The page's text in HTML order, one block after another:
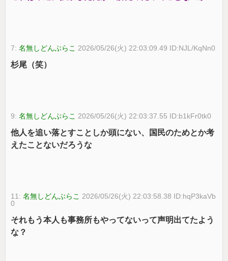
7:名無しどんぶらこ 2026/05/26(火) 22:03:09.49 ID:NJL/KqNn0
杉尾（笑）
9:名無しどんぶらこ 2026/05/26(火) 22:03:37.55 ID:b1kFr0tk0
他人を追い落とすことしか頭にない、国民のためとか考
えたことないだろうな
11:名無しどんぶらこ 2026/05/26(火) 22:03:58.38 ID:hqP3kaVb
0
それもう本人も事務所もやってないって声明出てたよう
な？